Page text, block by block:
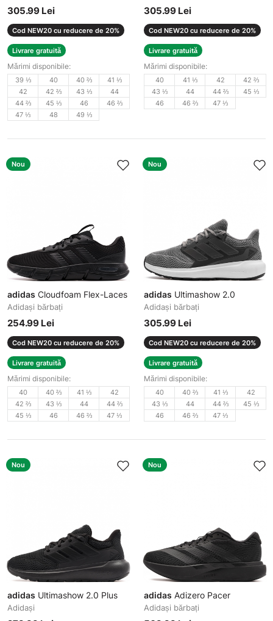
305.99 Lei
Cod NEW20 cu reducere de 20%
Livrare gratuită
Mărimi disponibile:
39 ⅓ 40 40 ⅔
41 ⅓
42
42 ⅔ 43 ⅓
44
44 ⅔
45 ⅓ 46
46 ⅔
47 ⅓
48 49 ⅓
305.99 Lei
Cod NEW20 cu reducere de 20%
Livrare gratuită
Mărimi disponibile:
40 41 ⅓ 42
42 ⅔
43 ⅓
44 44 ⅔
45 ⅓
46
46 ⅔ 47 ⅓
Nou
adidas Cloudfoam Flex-Laces
Adidași bărbați
254.99 Lei
Cod NEW20 cu reducere de 20%
Livrare gratuită
Mărimi disponibile:
40 40 ⅔ 41 ⅓
42
42 ⅔
43 ⅓ 44
44 ⅔
45 ⅓
46 46 ⅔ 47 ⅓
Nou
adidas Ultimashow 2.0
Adidași bărbați
305.99 Lei
Cod NEW20 cu reducere de 20%
Livrare gratuită
Mărimi disponibile:
40 40 ⅔ 41 ⅓
42
43 ⅓
44 44 ⅔
45 ⅓
46
46 ⅔ 47 ⅓
Nou
adidas Ultimashow 2.0 Plus
Adidași
Nou
adidas Adizero Pacer
Adidași bărbați